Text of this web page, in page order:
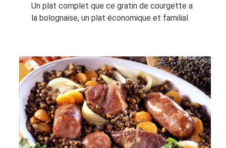
Un plat complet que ce gratin de courgette a
la bolognaise, un plat économique et familial